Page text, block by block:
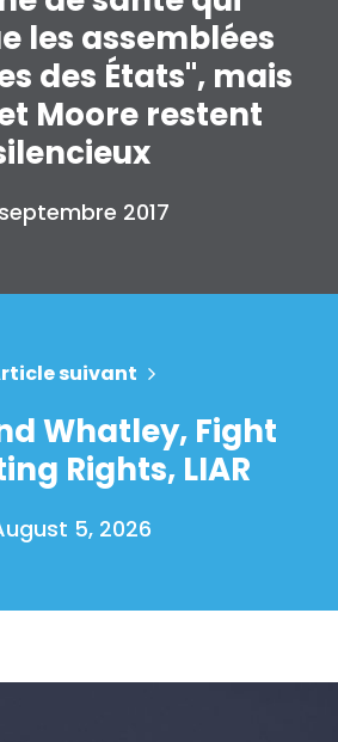
les assemblées
des États", mais
Moore restent
2017
suivant
Whatley, Fight
Rights, LIAR
5, 2026